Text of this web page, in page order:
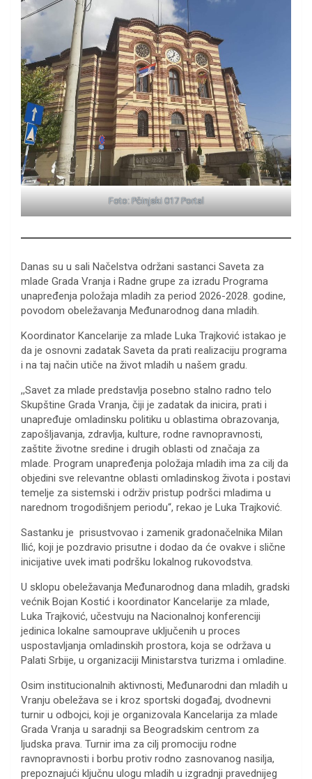
Foto: Pčinjski 017 Portal
Danas su u sali Načelstva održani sastanci Saveta za
mlade Grada Vranja i Radne grupe za izradu Programa
unapređenja položaja mladih za period 2026-2028. godine,
povodom obeležavanja Međunarodnog dana mladih.
Koordinator Kancelarije za mlade Luka Trajković istakao je
da je osnovni zadatak Saveta da prati realizaciju programa
i na taj način utiče na život mladih u našem gradu.
,,Savet za mlade predstavlja posebno stalno radno telo
Skupštine Grada Vranja, čiji je zadatak da inicira, prati i
unapređuje omladinsku politiku u oblastima obrazovanja,
zapošljavanja, zdravlja, kulture, rodne ravnopravnosti,
zaštite životne sredine i drugih oblasti od značaja za
mlade. Program unapređenja položaja mladih ima za cilj da
objedini sve relevantne oblasti omladinskog života i postavi
temelje za sistemski i održiv pristup podršci mladima u
narednom trogodišnjem periodu“, rekao je Luka Trajković.
Sastanku je prisustvovao i zamenik gradonačelnika Milan
Ilić, koji je pozdravio prisutne i dodao da će ovakve i slične
inicijative uvek imati podršku lokalnog rukovodstva.
U sklopu obeležavanja Međunarodnog dana mladih, gradski
većnik Bojan Kostić i koordinator Kancelarije za mlade,
Luka Trajković, učestvuju na Nacionalnoj konferenciji
jedinica lokalne samouprave uključenih u proces
uspostavljanja omladinskih prostora, koja se održava u
Palati Srbije, u organizaciji Ministarstva turizma i omladine.
Osim institucionalnih aktivnosti, Međunarodni dan mladih u
Vranju obeležava se i kroz sportski događaj, dvodnevni
turnir u odbojci, koji je organizovala Kancelarija za mlade
Grada Vranja u saradnji sa Beogradskim centrom za
ljudska prava. Turnir ima za cilj promociju rodne
ravnopravnosti i borbu protiv rodno zasnovanog nasilja,
prepoznajući ključnu ulogu mladih u izgradnji pravednijeg